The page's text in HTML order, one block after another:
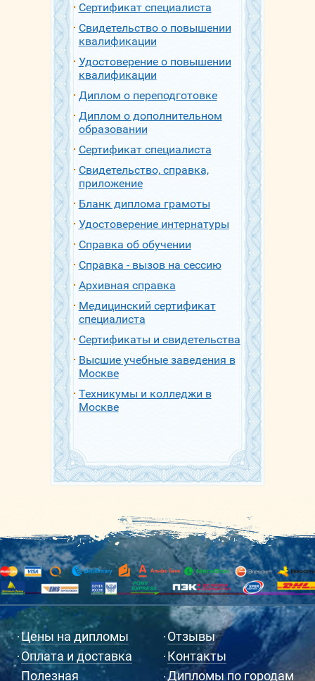
Сертификат специалиста
Свидетельство о повышении
квалификации
Удостоверение о повышении
квалификации
Диплом о переподготовке
Диплом о дополнительном
образовании
Сертификат специалиста
Свидетельство, справка,
приложение
Бланк диплома грамоты
Удостоверение интернатуры
Справка об обучении
Справка - вызов на сессию
Архивная справка
Медицинский сертификат
специалиста
Сертификаты и свидетельства
Высшие учебные заведения в
Москве
Техникумы и колледжи в
Москве
Цены на дипломы
Оплата и доставка
Полезная
Отзывы
Контакты
Дипломы по городам